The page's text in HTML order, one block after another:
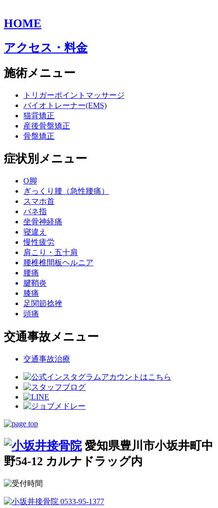
HOME
アクセス・料金
施術メニュー
トリガーポイントマッサージ
バイオトレーナー(EMS)
猫背矯正
産後骨盤矯正
骨盤矯正
症状別メニュー
O脚
ぎっくり腰（急性腰痛）
スマホ首
バネ指
坐骨神経痛
寝違え
慢性疲労
肩こり・五十肩
腰椎椎間板ヘルニア
腰痛
腱鞘炎
膝痛
足関節捻挫
頭痛
交通事故メニュー
交通事故治療
愛知県豊川市小坂井町中
野54-12 カルナドラッグ内